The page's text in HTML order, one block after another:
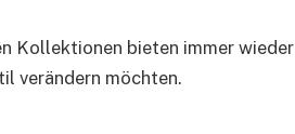
Kollektionen bieten immer wieder
verändern möchten.